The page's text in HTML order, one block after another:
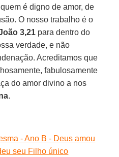
é digno de amor, de
O nosso trabalho é o
3,21 para dentro do
verdade, e não
Acreditamos que
fabulosamente
do amor divino a nos
.
- Ano B - Deus amou
seu Filho único